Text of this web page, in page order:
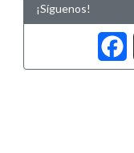
¡Síguenos!